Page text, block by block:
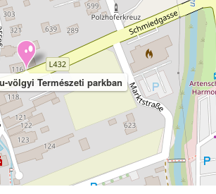
völgyi Természeti parkban